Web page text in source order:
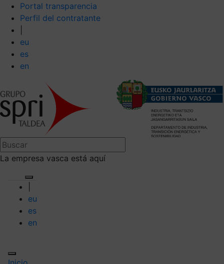
Portal transparencia
Perfil del contratante
eu
es
en
La empresa vasca está aquí
eu
es
en